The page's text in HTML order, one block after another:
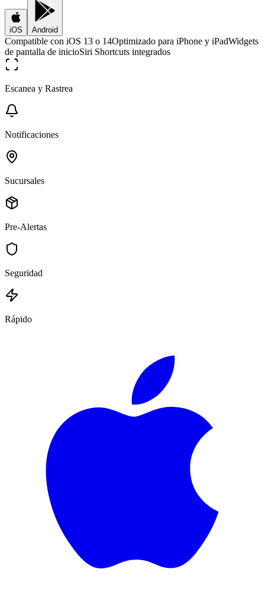
iOS Android
Compatible con iOS 13 o 14Optimizado para iPhone y iPadWidgets
de pantalla de inicioSiri Shortcuts integrados
Escanea y Rastrea
Notificaciones
Sucursales
Pre-Alertas
Seguridad
Rápido